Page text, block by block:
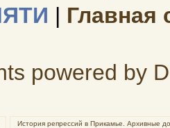
| Главная
powered by
История репрессий в Прикамье. Архивные